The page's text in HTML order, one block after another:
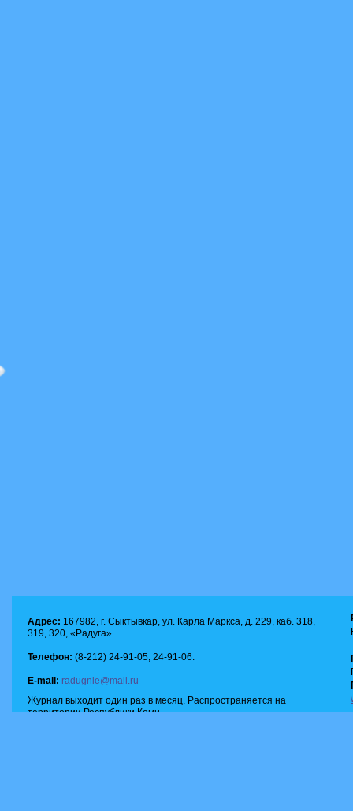
Адрес: 167982, г. Сыктывкар, ул. Карла Маркса, д. 229, каб. 318,
319, 320, «Радуга»
Телефон: (8-212) 24-91-05, 24-91-06.
E-mail: radugnie@mail.ru
Журнал выходит один раз в месяц. Распространяется на
территории Республики Коми.